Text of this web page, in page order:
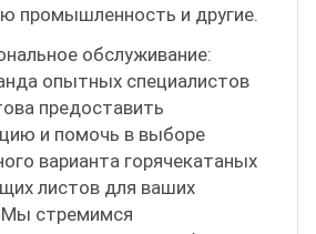
промышленность и другие.
обслуживание:
опытных специалистов
предоставить
и помочь в выборе
варианта горячекатаных
листов для ваших
Мы стремимся